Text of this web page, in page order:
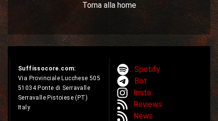
Torna alla home
Suffissocore.com:
Via Provinciale Lucchese 505
51034 Ponte di Serravalle
Serravalle Pistoiese (PT)
Italy
Spotify
Bot
Insta
Reviews
News